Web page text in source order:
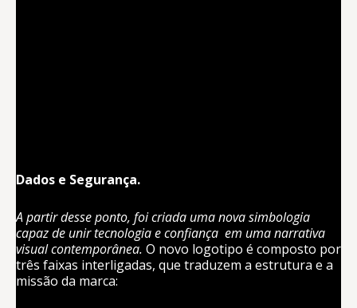
Dados e Segurança.
A partir desse ponto, foi criada uma novasimbologia
capaz de unir tecnologia e confiança em uma narrativa
visual contemporânea. O novo logotipo é composto por
três faixas interligadas, que traduzem a estrutura e a
missão da marca: